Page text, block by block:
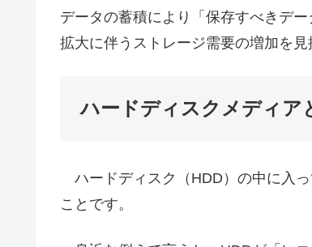
データの蓄積により「保存すべきデ
拡大に伴うストレージ需要の増加を見
ハードディスクメディア
ハードディスク（HDD）の中に入
ことです。